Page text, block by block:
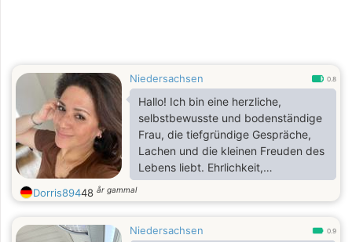
Niedersachsen 0.8
Hallo! Ich bin eine herzliche,
selbstbewusste und bodenständige
Frau, die tiefgründige Gespräche,
Lachen und die kleinen Freuden des
Lebens liebt. Ehrlichkeit,
Freundlichkeit und eine positive
Lebenseinstellung sind mir wichtig.
neue Restaurants aus, reise, bin
Dorris89448 år gammal
Niedersachsen 0.9